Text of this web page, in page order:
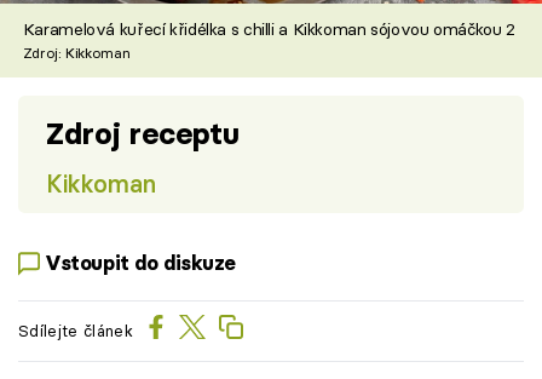
Karamelová kuřecí křidélka s chilli a Kikkoman sójovou omáčkou 2
Zdroj: Kikkoman
Zdroj receptu
Kikkoman
Vstoupit do diskuze
Sdílejte článek